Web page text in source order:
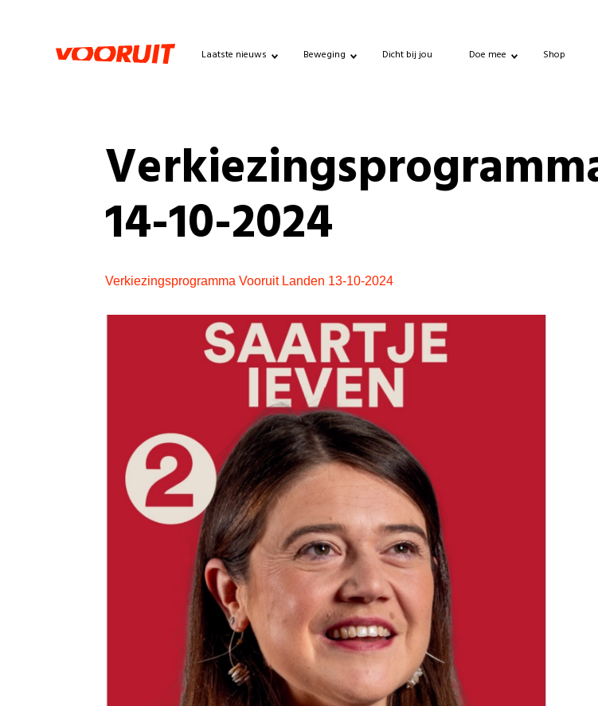
Laatste nieuws Beweging Dicht bij jou Doe mee Shop
14-10-2024
Verkiezingsprogramma Vooruit Landen 13-10-2024